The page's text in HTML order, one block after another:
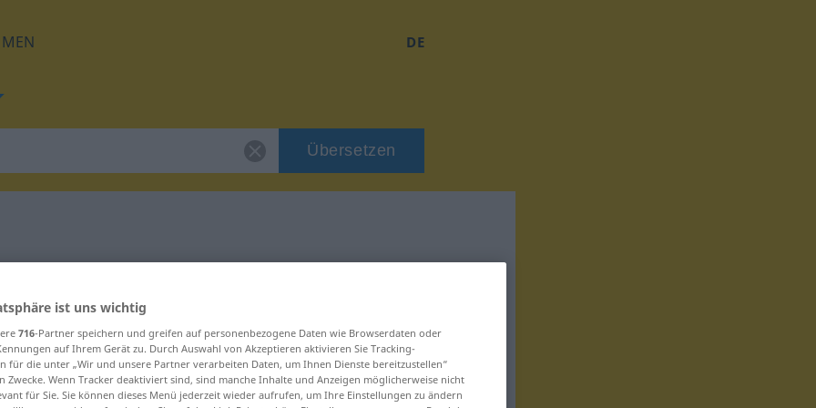
DE
Übersetzen
"Bezirk"
ist uns wichtig
716-Partner speichern und greifen auf personenbezogene Daten wie Browserdaten oder
auf Ihrem Gerät zu. Durch Auswahl von Akzeptieren aktivieren Sie Tracking-
für die unter „Wir und unsere Partner verarbeiten Daten, um Ihnen Dienste bereitzustellen“
Zwecke. Wenn Tracker deaktiviert sind, sind manche Inhalte und Anzeigen möglicherweise nicht
für Sie. Sie können dieses Menü jederzeit wieder aufrufen, um Ihre Einstellungen zu ändern